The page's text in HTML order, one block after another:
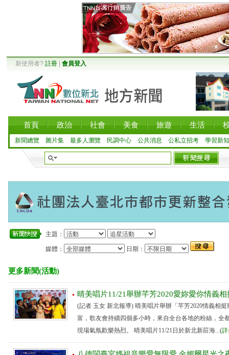
新使用者? 註冊 會員登入
首頁 政治 社會 美食 旅遊 生活
新聞總覽 圖片集 最多人瀏覽 民調中心 公共消息 公私立招考 學習新知
主題：
媒體： 日期：
更多新聞(活動)
晴美唱片11/21舉辦芊芳2020愛妳愛你情義
(記者 玉女 新北報導) 晴美唱片舉辦「芊芳2020情義相
富，歌友會持續四個多小時，來自全台各地的粉絲，全
現場氣氛歡樂熱烈。 晴美唱片11/21日於新北新莊海...(